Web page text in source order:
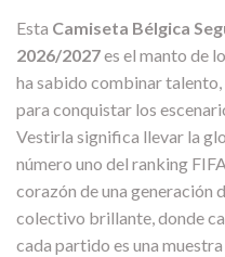
Esta Camiseta Bélgica
2026/2027es el manto de
ha sabido combinar
para conquistar los
Vestirla significa llevar la
número uno del ranking
corazón de una generación
colectivo brillante, donde
cada partido es una